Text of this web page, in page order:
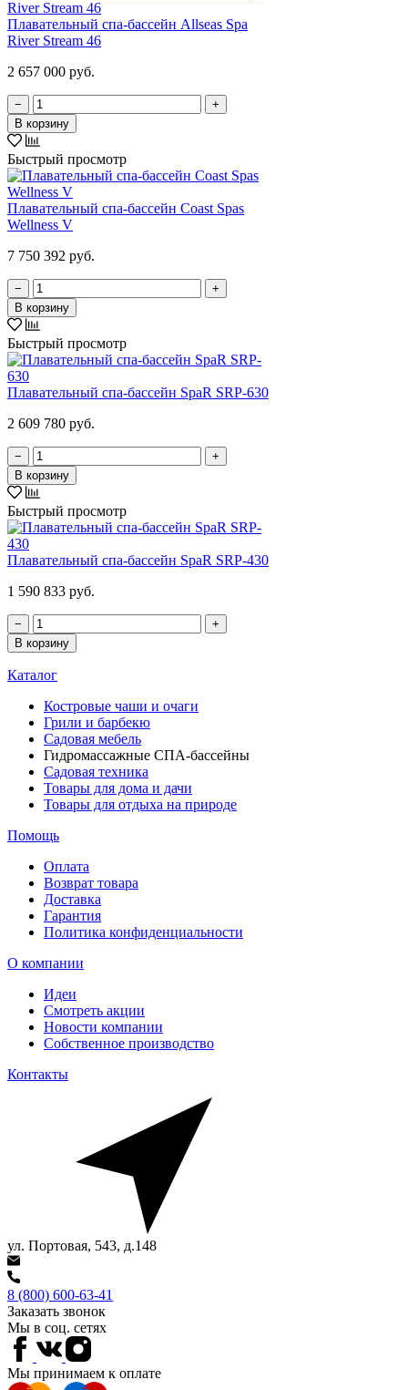
Плавательный спа-бассейн Allseas Spa
River Stream 46
2 657 000 руб.
−
+
В корзину
Быстрый просмотр
Плавательный спа-бассейн Coast Spas
Wellness V
7 750 392 руб.
−
+
В корзину
Быстрый просмотр
Плавательный спа-бассейн SpaR SRP-630
2 609 780 руб.
−
+
В корзину
Быстрый просмотр
Плавательный спа-бассейн SpaR SRP-430
1 590 833 руб.
−
+
В корзину
Каталог
Костровые чаши и очаги
Грили и барбекю
Садовая мебель
Гидромассажные СПА-бассейны
Садовая техника
Товары для дома и дачи
Товары для отдыха на природе
Помощь
Оплата
Возврат товара
Доставка
Гарантия
Политика конфиденциальности
О компании
Идеи
Смотреть акции
Новости компании
Собственное производство
Контакты
ул. Портовая, 543, д.148
8 (800) 600-63-41
Заказать звонок
Мы в соц. сетях
Мы принимаем к оплате